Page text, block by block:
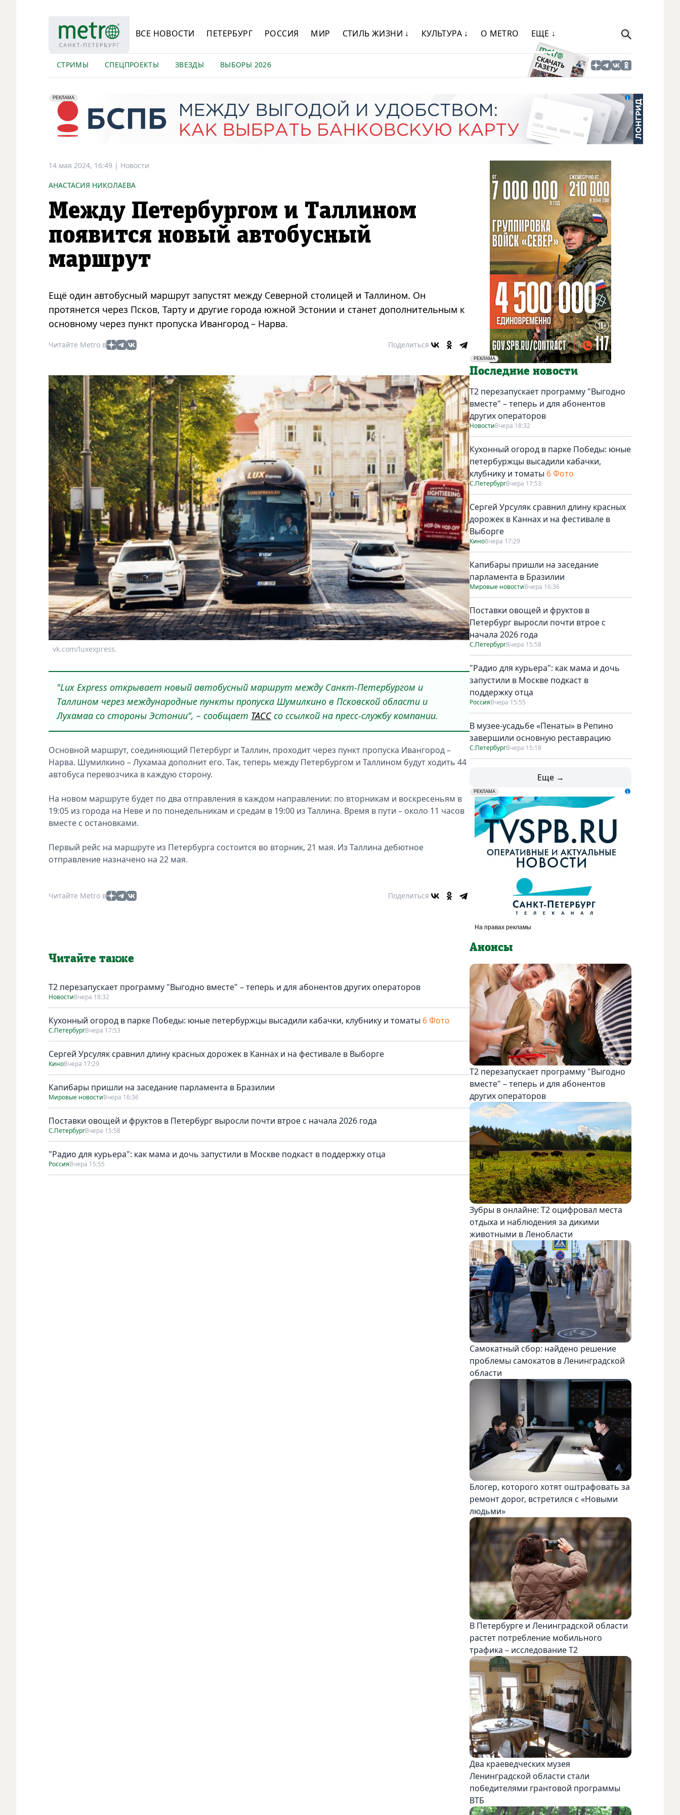
ВСЕ НОВОСТИ ПЕТЕРБУРГ РОССИЯ МИР СТИЛЬ ЖИЗНИ ↓ КУЛЬТУРА ↓ О METRO ЕЩЕ ↓
СТРИМЫ СПЕЦПРОЕКТЫ ЗВЕЗДЫ ВЫБОРЫ 2026
erid: 2VfnxyFybV5
РЕКЛАМА
ПАО "Банк "Санкт-Петербург", ИНН: 7831000027
14 мая 2024, 16:49 | Новости
АНАСТАСИЯ НИКОЛАЕВА
Между Петербургом и Таллином
появится новый автобусный
маршрут
Ещё один автобусный маршрут запустят между Северной столицей и Таллином. Он
протянется через Псков, Тарту и другие города южной Эстонии и станет дополнительным к
основному через пункт пропуска Ивангород – Нарва.
Читайте Metro в Поделиться
vk.com/luxexpress.
"Lux Express открывает новый автобусный маршрут между Санкт-Петербургом и
Таллином через международные пункты пропуска Шумилкино в Псковской области и
Лухамаа со стороны Эстонии", – сообщает ТАССсо ссылкой на пресс-службу компании.
Основной маршрут, соединяющий Петербург и Таллин, проходит через пункт пропуска Ивангород –
Нарва. Шумилкино – Лухамаа дополнит его. Так, теперь между Петербургом и Таллином будут ходить 44
автобуса перевозчика в каждую сторону.
На новом маршруте будет по два отправления в каждом направлении: по вторникам и воскресеньям в
19:05 из города на Неве и по понедельникам и средам в 19:00 из Таллина. Время в пути – около 11 часов
вместе с остановками.
Первый рейс на маршруте из Петербурга состоится во вторник, 21 мая. Из Таллина дебютное
отправление назначено на 22 мая.
Читайте Metro в Поделиться
Читайте также
Т2 перезапускает программу "Выгодно вместе" – теперь и для абонентов других операторов
НовостиВчера 18:32
Кухонный огород в парке Победы: юные петербуржцы высадили кабачки, клубнику и томаты 6 Фото
С.ПетербургВчера 17:53
Сергей Урсуляк сравнил длину красных дорожек в Каннах и на фестивале в Выборге
КиноВчера 17:29
Капибары пришли на заседание парламента в Бразилии
Мировые новостиВчера 16:36
Поставки овощей и фруктов в Петербург выросли почти втрое с начала 2026 года
С.ПетербургВчера 15:58
"Радио для курьера": как мама и дочь запустили в Москве подкаст в поддержку отца
РоссияВчера 15:55
РЕКЛАМА
Социальная реклама
Последние новости
Т2 перезапускает программу "Выгодно
вместе" – теперь и для абонентов
других операторов
НовостиВчера 18:32
Кухонный огород в парке Победы: юные
петербуржцы высадили кабачки,
клубнику и томаты 6 Фото
С.ПетербургВчера 17:53
Сергей Урсуляк сравнил длину красных
дорожек в Каннах и на фестивале в
Выборге
КиноВчера 17:29
Капибары пришли на заседание
парламента в Бразилии
Мировые новостиВчера 16:36
Поставки овощей и фруктов в
Петербург выросли почти втрое с
начала 2026 года
С.ПетербургВчера 15:58
"Радио для курьера": как мама и дочь
запустили в Москве подкаст в
поддержку отца
РоссияВчера 15:55
В музее-усадьбе «Пенаты» в Репино
завершили основную реставрацию
С.ПетербургВчера 15:18
Еще →
erid: LdtCK5udn
РЕКЛАМА
АО "ГАТР", ИНН: 7841320717
Анонсы
Т2 перезапускает программу "Выгодно
вместе" – теперь и для абонентов
других операторов
Зубры в онлайне: Т2 оцифровал места
отдыха и наблюдения за дикими
животными в Ленобласти
Самокатный сбор: найдено решение
проблемы самокатов в Ленинградской
области
Блогер, которого хотят оштрафовать за
ремонт дорог, встретился с «Новыми
людьми»
В Петербурге и Ленинградской области
растет потребление мобильного
трафика – исследование T2
Два краеведческих музея
Ленинградской области стали
победителями грантовой программы
ВТБ